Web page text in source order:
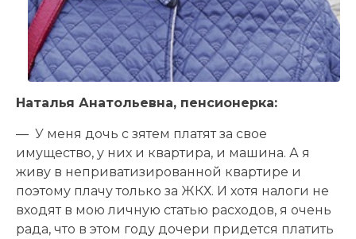
Наталья Анатольевна, пенсионерка:
— У меня дочь с зятем платят за свое
имущество, у них и квартира, и машина. А я
живу в неприватизированной квартире и
поэтому плачу только за ЖКХ. И хотя налоги не
входят в мою личную статью расходов, я очень
рада, что в этом году дочери придется платить